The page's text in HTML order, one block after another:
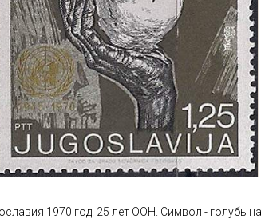
1970 год. 25 лет ООН. Символ - голубь